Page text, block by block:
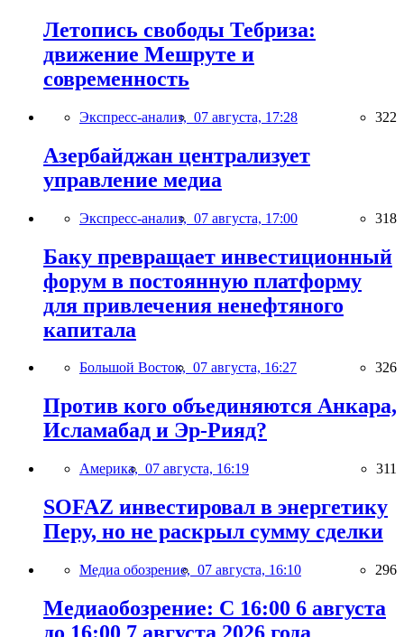
Летопись свободы Тебриза:
движение Мешруте и
современность
Экспресс-анализ, 07 августа, 17:28 322
Азербайджан централизует
управление медиа
Экспресс-анализ, 07 августа, 17:00 318
Баку превращает инвестиционный
форум в постоянную платформу
для привлечения ненефтяного
капитала
Большой Восток, 07 августа, 16:27 326
Против кого объединяются Анкара,
Исламабад и Эр-Рияд?
Америка, 07 августа, 16:19 311
SOFAZ инвестировал в энергетику
Перу, но не раскрыл сумму сделки
Медиа обозрение, 07 августа, 16:10 296
Медиаобозрение: С 16:00 6 августа